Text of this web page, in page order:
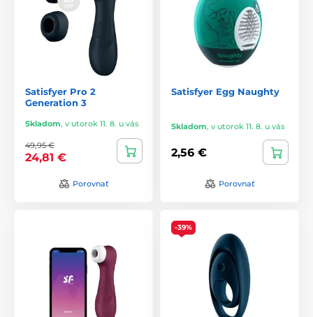
Satisfyer Pro 2
Generation 3
Skladom, v utorok 11. 8. u vás
49,95 €
24,81 €
Porovnať
Satisfyer Egg Naughty
Skladom, v utorok 11. 8. u vás
2,56 €
Porovnať
-39%